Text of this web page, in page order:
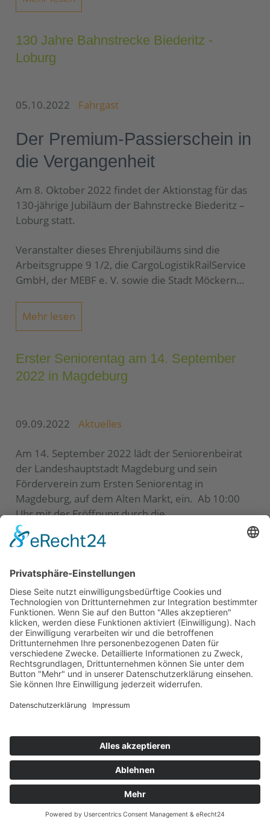
130 Jahre Bahnstrecke Biederitz -
Loburg
05.10.2022 Fahrgast
Der Premium-Passierschein in
die Vergangenheit
Am 8. Oktober 2022 findet der Aktionstag für das
130-jährige Jubiläum der Bahnstrecke Biederitz –
Loburg statt.
Veranstalter dieses Ehrenjubiläums sind die
Arbeitsgruppe 9 1/2, die CargoLogistikRailService
GmbH, der MEBF e. V. sowie die Stadt Möckern…
Mehr lesen
Erster Seniorentag am 14. September
2022 in Magdeburg
09.09.2022 Aktuelles
Am 14. September 2022 lädt der Seniorenbeirat
der Landeshauptstadt Magdeburg und sein
Förderverein zum Ersten Seniorentag in
Magdeburg, auf dem Alten Markt, ein. Ab 10:00
Uhr mit der Eröffnung durch die
Oberbürgermeisterin und Schirmherrin Simone
Borris können Sie bis 16 Uhr dort bei Kaffee und…
Mehr lesen
Neue Preise ab 1. August 2022